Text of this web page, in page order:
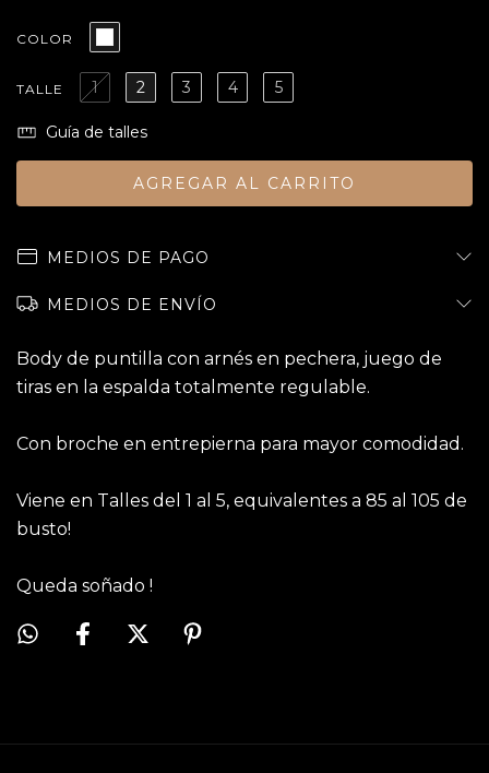
COLOR
TALLE 1 2 3 4 5
Guía de talles
MEDIOS DE PAGO
MEDIOS DE ENVÍO
Body de puntilla con arnés en pechera, juego de
tiras en la espalda totalmente regulable.
Con broche en entrepierna para mayor comodidad.
Viene en Talles del 1 al 5, equivalentes a 85 al 105 de
busto!
Queda soñado !